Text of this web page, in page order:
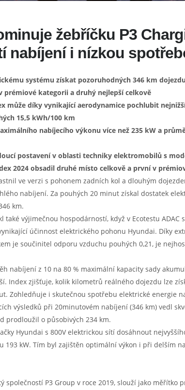
žebříčku P3
nabíjení i nízkou
systému získat pozoruhodných 346 km
prémiové kategorii a druhý nejlepší celkově
může díky vynikající aerodynamice pochlubit
15,5 kWh/100 km
nabíjecího výkonu více než 235 kW a
postavení v oblasti techniky elektromobilů s
2024 obsadil druhé místo celkově a první v
ve verzi s pohonem zadních kol a dlouhým
nabíjení. Za pouhých 20 minut získal dostatek
km.
také výjimečnou hospodárností, když v Ecotestu ADAC
účinnost elektrického pohonu Hyundai. Díky
je součinitel odporu vzduchu pouhých 0,21, je
nabíjení z 10 na 80 % maximální kapacity sady
Index zjišťuje, kolik kilometrů reálného dojezdu lze
Zohledňuje i skutečnou spotřebu elektrické energie
výsledků při 20minutovém nabíjení (346 km) vedl
prodloužil o působivých 234 km.
Hyundai s 800V elektrickou sítí dosáhnout
193 kW. Tím byl zajištěn optimální výkon i při delším
společností P3 Group v roce 2019, slouží jako měřítko